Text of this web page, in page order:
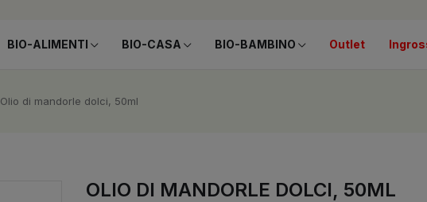
BIO-ALIMENTI BIO-CASA BIO-BAMBINO Outlet
Olio di mandorle dolci, 50ml
OLIO DI MANDORLE DOLCI, 50ML